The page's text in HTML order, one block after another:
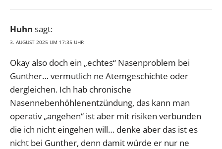
Huhn sagt:
3. AUGUST 2025 UM 17:35 UHR
Okay also doch ein „echtes“ Nasenproblem bei
Gunther… vermutlich ne Atemgeschichte oder
dergleichen. Ich hab chronische
Nasennebenhöhlenentzündung, das kann man
operativ „angehen“ ist aber mit risiken verbunden
die ich nicht eingehen will… denke aber das ist es
nicht bei Gunther, denn damit würde er nur ne